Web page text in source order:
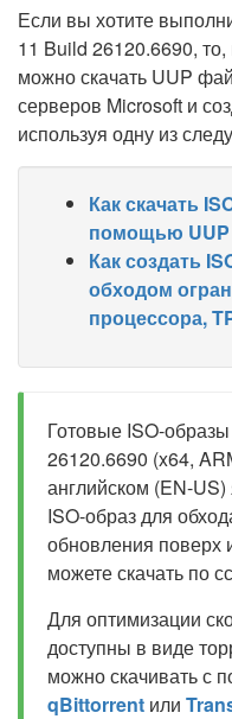
Если вы хотите
11 Build 26120.6690, то,
можно скачать UUP
серверов Microsoft и
используя одну из
Как скачать
помощью UUP
Как создать
обходом
процессора,
Готовые ISO-
26120.6690 (x64,
английском (EN-
ISO-образ для
обновления поверх
можете скачать по
Для оптимизации
доступны в виде
можно скачивать с
qBittorrent или